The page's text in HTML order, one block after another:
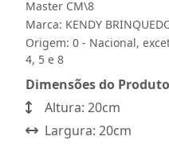
Master CM\8
Marca: KENDY
Origem: 0 - Nacional,
4, 5 e 8
Dimensões do Produto
Altura: 20cm
Largura: 20cm